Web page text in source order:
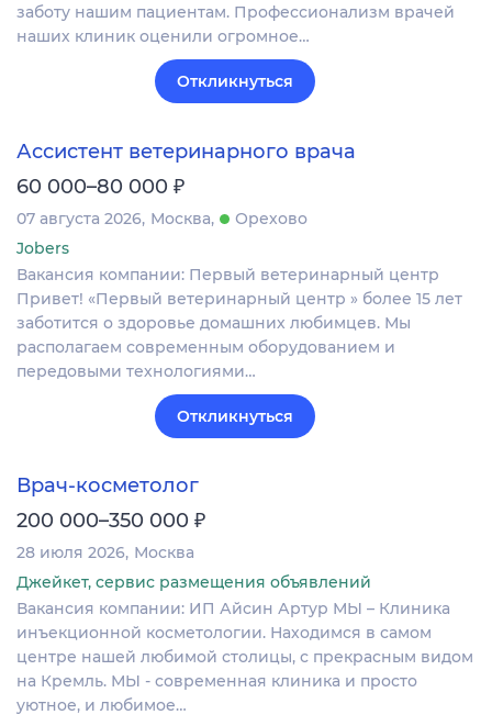
заботу нашим пациентам. Профессионализм врачей
наших клиник оценили огромное…
Откликнуться
Ассистент ветеринарного врача
60 000–80 000 ₽
07 августа 2026 Москва
Орехово
Jobers
Вакансия компании: Первый ветеринарный центр
Привет! «Первый ветеринарный центр » более 15 лет
заботится о здоровье домашних любимцев. Мы
располагаем современным оборудованием и
передовыми технологиями…
Откликнуться
Врач-косметолог
200 000–350 000 ₽
28 июля 2026 Москва
Джейкет, сервис размещения объявлений
Вакансия компании: ИП Айсин Артур МЫ – Клиника
инъекционной косметологии. Находимся в самом
центре нашей любимой столицы, с прекрасным видом
на Кремль. МЫ - современная клиника и просто
уютное, и любимое…